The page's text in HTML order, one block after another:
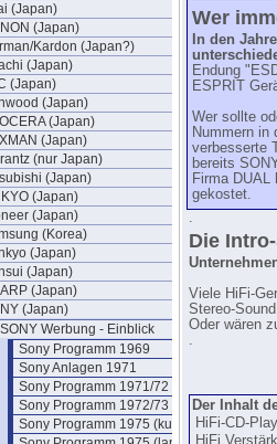
(Japan)
(Japan)
Kardon (Japan?)
(Japan)
(Japan)
(Japan)
(Japan)
(Japan)
(nur Japan)
(Japan)
(Japan)
(Japan)
(Korea)
(Japan)
(Japan)
(Japan)
(Japan)
SONY Werbung - Einblick
Sony Programm 1969
Sony Anlagen 1971
Sony Programm 1971/72 (engl.)
Sony Programm 1972/73
Sony Programm 1975 (kurz)
Wer
In den
Endung
ESPRIT
Wer sollte
Nummern in
verbesserte
bereits
Firma
gekostet.
.
Die
Viele HiFi-
Stereo-
Oder wären
.
Der Inhalt
HiFi-CD-
HiFi